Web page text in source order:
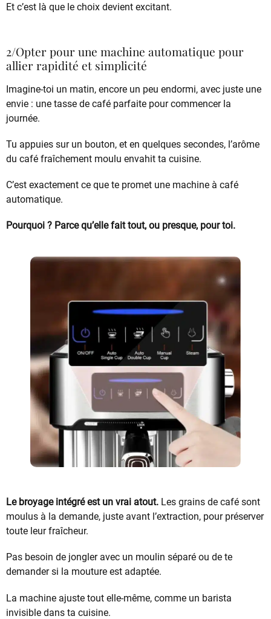
Et c’est là que le choix devient excitant.
2/Opter pour une machine automatique pour
allier rapidité et simplicité
Imagine-toi un matin, encore un peu endormi, avec juste une
envie : une tasse de café parfaite pour commencer la
journée.
Tu appuies sur un bouton, et en quelques secondes, l’arôme
du café fraîchement moulu envahit ta cuisine.
C’est exactement ce que te promet une machine à café
automatique.
Pourquoi ? Parce qu’elle fait tout, ou presque, pour toi.
Le broyage intégré est un vrai atout. Les grains de café sont
moulus à la demande, juste avant l’extraction, pour préserver
toute leur fraîcheur.
Pas besoin de jongler avec un moulin séparé ou de te
demander si la mouture est adaptée.
La machine ajuste tout elle-même, comme un barista
invisible dans ta cuisine.